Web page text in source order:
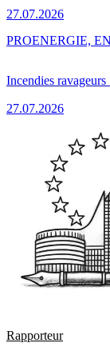
27.07.2026
Incendies
27.07.2026
PROENERGIE,
Rapporteur